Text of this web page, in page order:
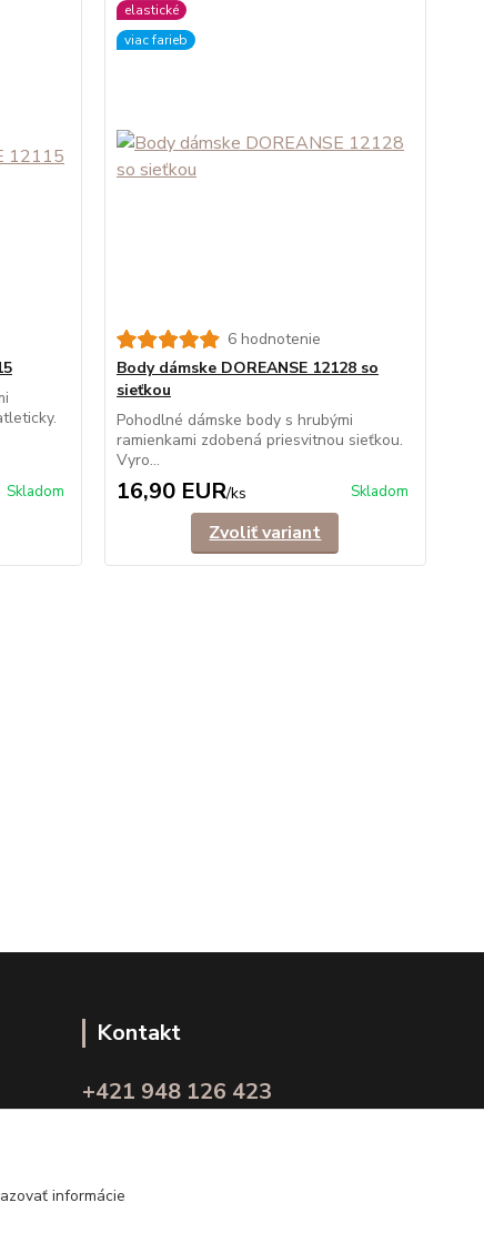
Skladom
elastické
viac farieb
6 hodnotenie
Body dámske DOREANSE 12128 so
sieťkou
Pohodlné dámske body s hrubými
ramienkami zdobená priesvitnou sieťkou.
Vyro...
16,90 EUR/ks Skladom
Zvoliť variant
Kontakt
+421 948 126 423
informácie